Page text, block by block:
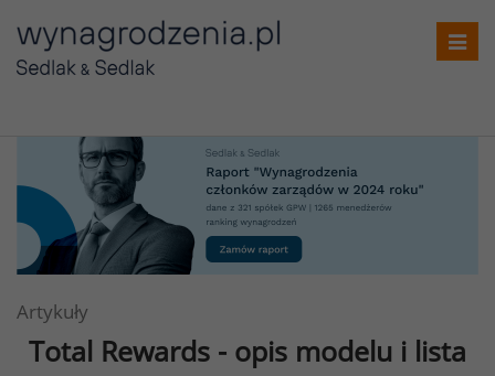
Artykuły
Total Rewards - opis modelu i lista